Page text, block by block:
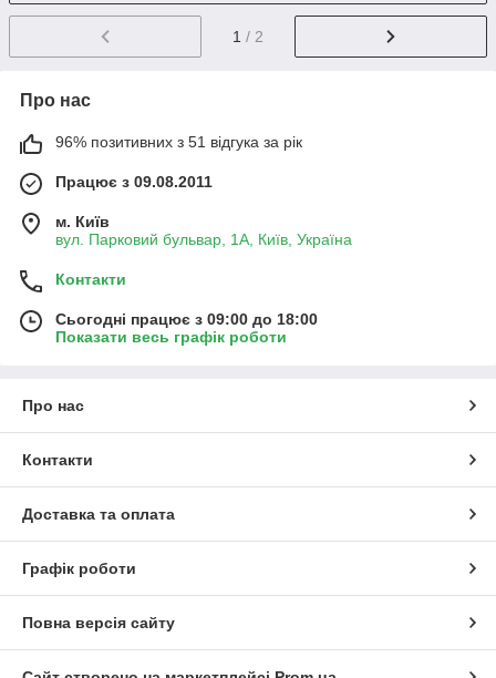
1 / 2
Про нас
96% позитивних з 51 відгука за рік
Працює з 09.08.2011
м. Київ
вул. Парковий бульвар, 1А, Київ, Україна
Контакти
Сьогодні працює з 09:00 до 18:00
Показати весь графік роботи
Про нас
Контакти
Доставка та оплата
Графік роботи
Повна версія сайту